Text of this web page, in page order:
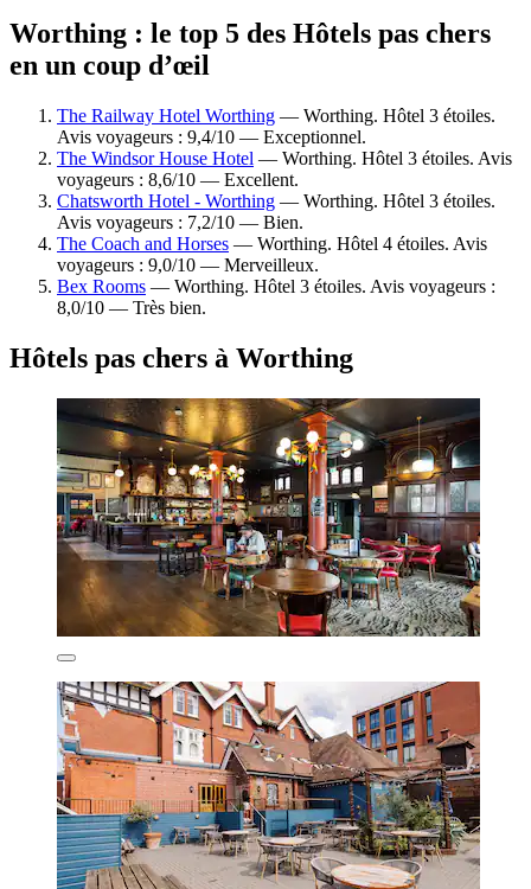
Worthing : le top 5 des Hôtels pas chers
en un coup d’œil
The Railway Hotel Worthing — Worthing. Hôtel 3 étoiles.
Avis voyageurs : 9,4/10 — Exceptionnel.
The Windsor House Hotel — Worthing. Hôtel 3 étoiles. Avis
voyageurs : 8,6/10 — Excellent.
Chatsworth Hotel - Worthing — Worthing. Hôtel 3 étoiles.
Avis voyageurs : 7,2/10 — Bien.
The Coach and Horses — Worthing. Hôtel 4 étoiles. Avis
voyageurs : 9,0/10 — Merveilleux.
Bex Rooms — Worthing. Hôtel 3 étoiles. Avis voyageurs :
8,0/10 — Très bien.
Hôtels pas chers à Worthing